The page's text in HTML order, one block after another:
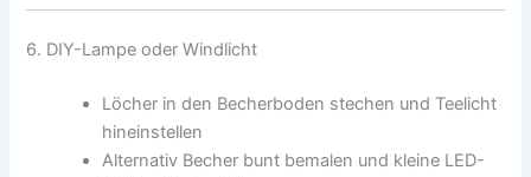
6. DIY-Lampe oder Windlicht
Löcher in den Becherboden stechen und Teelicht
hineinstellen
Alternativ Becher bunt bemalen und kleine LED-